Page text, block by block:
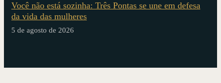
Você não está sozinha: Três Pontas se une em defesa
da vida das mulheres
5 de agosto de 2026